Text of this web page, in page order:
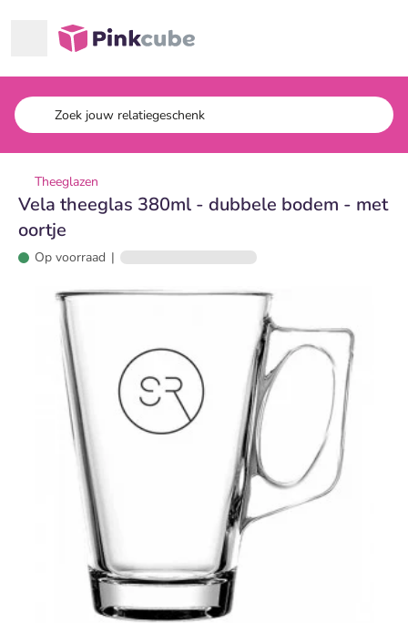
Pinkcube
Theeglazen
Vela theeglas 380ml - dubbele bodem - met
oortje
Op voorraad |